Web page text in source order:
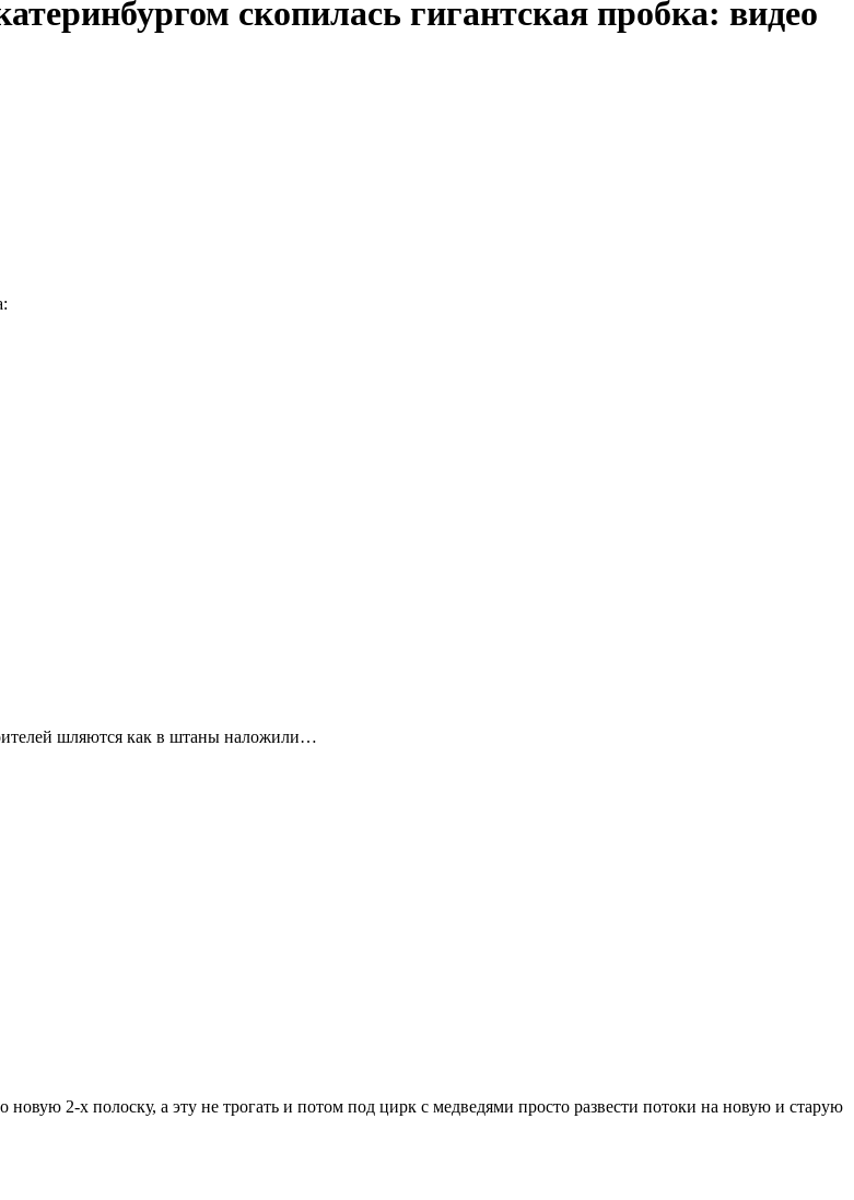
скопилась гигантская пробка: видео
шляются как в штаны наложили…
2-х полоску, а эту не трогать и потом под цирк с медведями просто развести потоки на новую и старую